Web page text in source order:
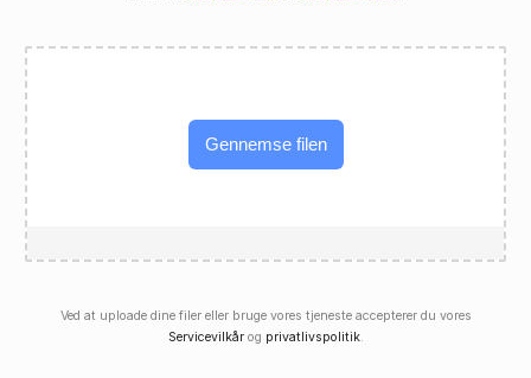
Gennemse filen
Ved at uploade dine filer eller bruge vores tjeneste accepterer du vores
Servicevilkårog privatlivspolitik.